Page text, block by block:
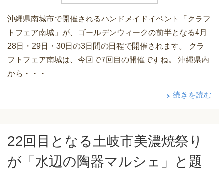
沖縄県南城市で開催されるハンドメイドイベント「クラフ
トフェア南城」が、ゴールデンウィークの前半となる4月
28日・29日・30日の3日間の日程で開催されます。 クラ
フトフェア南城は、今回で7回目の開催ですね。 沖縄県内
から・・・
続きを読む
22回目となる土岐市美濃焼祭り
が「水辺の陶器マルシェ」と題